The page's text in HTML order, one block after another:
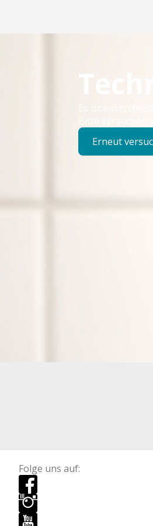
Es ist ein
Bitte versuchen
Erneut
Folge uns auf: